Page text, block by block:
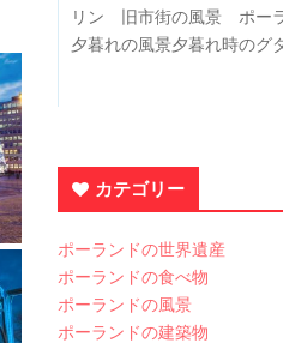
リン 旧市街の風景 ポー
夕暮れの風景夕暮れ時のグ
カテゴリー
ポーランドの世界遺産
ポーランドの食べ物
ポーランドの風景
ポーランドの建築物